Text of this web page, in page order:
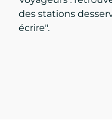
des stations
écrire".